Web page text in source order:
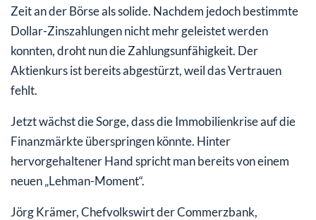
Zeit an der Börse als solide. Nachdem jedoch bestimmte
Dollar-Zinszahlungen nicht mehr geleistet werden
konnten, droht nun die Zahlungsunfähigkeit. Der
Aktienkurs ist bereits abgestürzt, weil das Vertrauen
fehlt.
Jetzt wächst die Sorge, dass die Immobilienkrise auf die
Finanzmärkte überspringen könnte. Hinter
hervorgehaltener Hand spricht man bereits von einem
neuen „Lehman-Moment“.
Jörg Krämer, Chefvolkswirt der Commerzbank,